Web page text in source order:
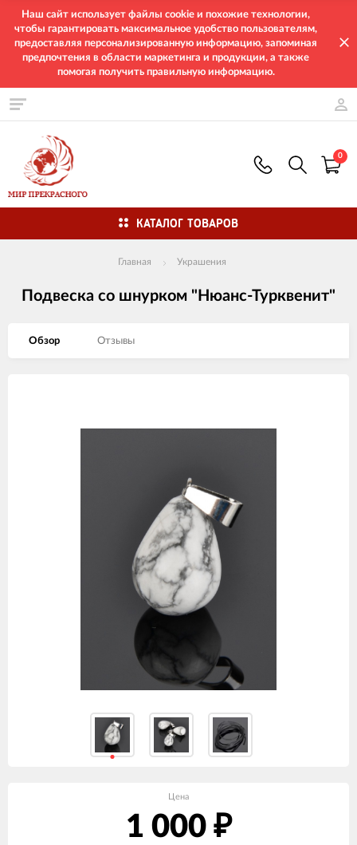
Наш сайт использует файлы cookie и похожие технологии,
чтобы гарантировать максимальное удобство пользователям,
предоставляя персонализированную информацию, запоминая
предпочтения в области маркетинга и продукции, а также
помогая получить правильную информацию.
0
КАТАЛОГ ТОВАРОВ
Главная Украшения
Подвеска со шнурком "Нюанс-Турквенит"
Обзор Отзывы
Цена
1 000 ₽